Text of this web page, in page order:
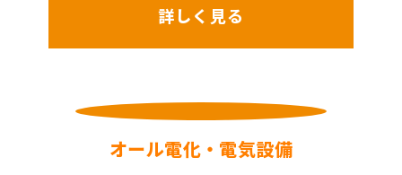
詳しく見る
オール電化・電気設備